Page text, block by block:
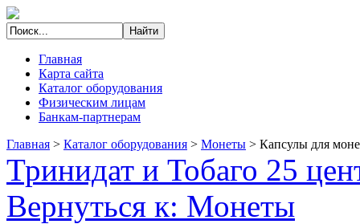
Главная
Карта сайта
Каталог оборудования
Физическим лицам
Банкам-партнерам
Главная > Каталог оборудования > Монеты > Капсулы для
Тринидат и Тобаго 25
Вернуться к: Монеты